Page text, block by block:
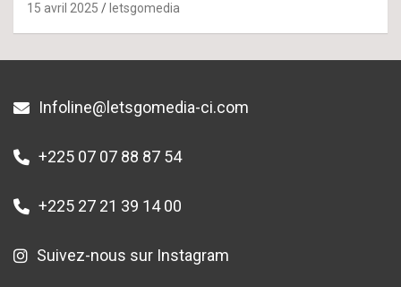
15 avril 2025 letsgomedia
Infoline@letsgomedia-ci.com
+225 07 07 88 87 54
+225 27 21 39 14 00
Suivez-nous sur Instagram